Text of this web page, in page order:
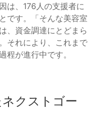
は、176人の支援者に
です。「そんな美容室
、資金調達にとどまら
それにより、これまで
程が進行中です。
クストゴー